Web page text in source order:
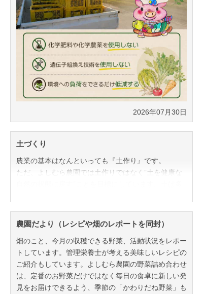
2026年07月30日
土づくり
農業の基本はなんといっても『土作り』です。
ただ、よしむら農園では土作りではなく”土を健康な
微生物も居てバランスが取れています。これは人間の
腸の中の善玉菌と悪玉菌のバランスと同じで、健康な
状態では善悪同居していても善玉菌が優勢で病気には
なりません。自然の土はまさに このような状態だと
思います。
例えば、よしむら農園が新しい農地を地主様から借り
受けた時には、化学肥料や化学農薬（一般的な農法で
農園だより（レシピや畑のレポートを同封）
畑のこと、今月の収穫できる野菜、活動状況をレポー
トしています。管理栄養士が考える美味しいレシピの
ご紹介もしています。よしむら農園の野菜詰め合わせ
は、定番のお野菜だけではなく毎日の食卓に新しい発
見をお届けできるよう、季節の「かわりだね野菜」も